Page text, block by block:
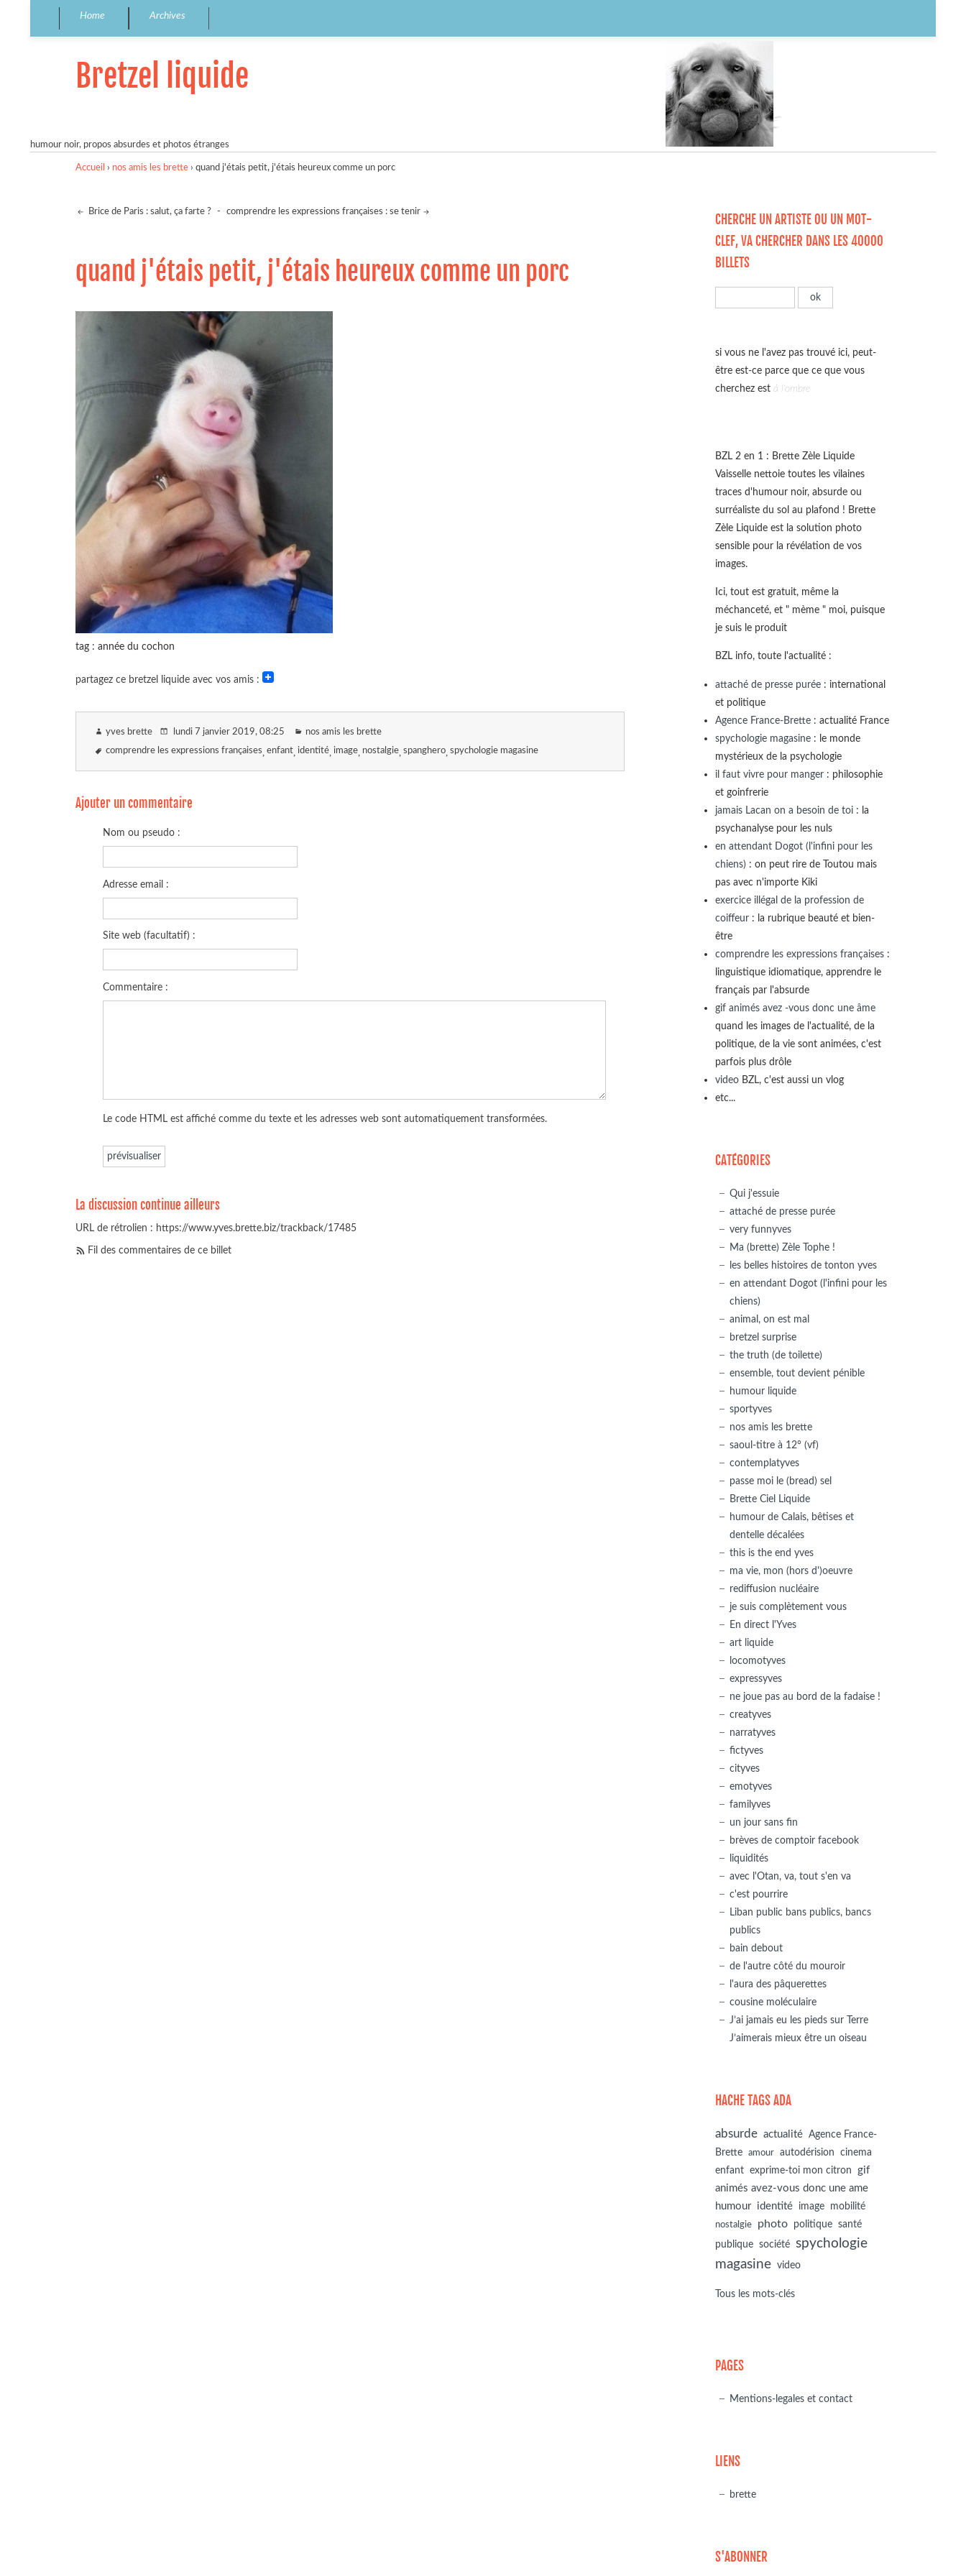
Home Archives
Bretzel liquide
humour noir, propos absurdes et photos étranges
Accueil › nos amis les brette › quand j'étais petit, j'étais heureux comme un porc
Brice de Paris : salut, ça farte ? - comprendre les expressions françaises : se tenir
quand j'étais petit, j'étais heureux comme un porc
tag : année du cochon
partagez ce bretzel liquide avec vos amis :
yves brette lundi 7 janvier 2019, 08:25 nos amis les brette
comprendre les expressions françaises enfant identité image nostalgie spanghero spychologie magasine
Ajouter un commentaire
Nom ou pseudo :
Adresse email :
Site web (facultatif) :
Commentaire :
Le code HTML est affiché comme du texte et les adresses web sont automatiquement transformées.
La discussion continue ailleurs
URL de rétrolien : https://www.yves.brette.biz/trackback/17485
Fil des commentaires de ce billet
CHERCHE UN ARTISTE OU UN MOT-
CLEF, VA CHERCHER DANS LES 40000
BILLETS
si vous ne l'avez pas trouvé ici, peut-
être est-ce parce que ce que vous
cherchez està l'ombre
BZL 2 en 1 : Brette Zèle Liquide
Vaisselle nettoie toutes les vilaines
traces d'humour noir, absurde ou
surréaliste du sol au plafond ! Brette
Zèle Liquide est la solution photo
sensible pour la révélation de vos
images.
Ici, tout est gratuit, même la
méchanceté, et " mème " moi, puisque
je suis le produit
BZL info, toute l'actualité :
attaché de presse purée : international
et politique
Agence France-Brette : actualité France
spychologie magasine : le monde
mystérieux de la psychologie
il faut vivre pour manger : philosophie
et goinfrerie
jamais Lacan on a besoin de toi : la
psychanalyse pour les nuls
en attendant Dogot (l'infini pour les
chiens) : on peut rire de Toutou mais
pas avec n'importe Kiki
exercice illégal de la profession de
coiffeur : la rubrique beauté et bien-
être
comprendre les expressions françaises :
linguistique idiomatique, apprendre le
français par l'absurde
gif animés avez -vous donc une âme
quand les images de l'actualité, de la
politique, de la vie sont animées, c'est
parfois plus drôle
video BZL, c'est aussi un vlog
etc...
CATÉGORIES
Qui j'essuie
attaché de presse purée
very funnyves
Ma (brette) Zèle Tophe !
les belles histoires de tonton yves
en attendant Dogot (l'infini pour les
chiens)
animal, on est mal
bretzel surprise
the truth (de toilette)
ensemble, tout devient pénible
humour liquide
sportyves
nos amis les brette
saoul-titre à 12° (vf)
contemplatyves
passe moi le (bread) sel
Brette Ciel Liquide
humour de Calais, bêtises et
dentelle décalées
this is the end yves
ma vie, mon (hors d')oeuvre
rediffusion nucléaire
je suis complètement vous
En direct l'Yves
art liquide
locomotyves
expressyves
ne joue pas au bord de la fadaise !
creatyves
narratyves
fictyves
cityves
emotyves
familyves
un jour sans fin
brèves de comptoir facebook
liquidités
avec l'Otan, va, tout s'en va
c'est pourrire
Liban public bans publics, bancs
publics
bain debout
de l'autre côté du mouroir
l'aura des pâquerettes
cousine moléculaire
J’ai jamais eu les pieds sur Terre
J’aimerais mieux être un oiseau
HACHE TAGS ADA
absurde actualité Agence France-
Brette
amour autodérision
cinema
enfant exprime-toi mon citron
gif
animés avez-vous donc une ame
humour identité image mobilité
nostalgie photo politique santé
publique société spychologie
magasine video
Tous les mots-clés
PAGES
Mentions-legales et contact
LIENS
brette
S'ABONNER